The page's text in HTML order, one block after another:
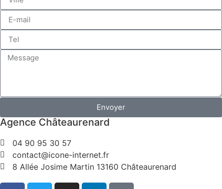
Envoyer
Agence Châteaurenard
04 90 95 30 57
contact@icone-internet.fr
8 Allée Josime Martin 13160 Châteaurenard